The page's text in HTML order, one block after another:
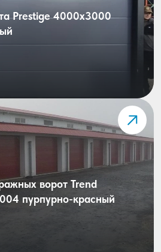
Prestige 4000х3000
ворот Trend
пурпурно-красный